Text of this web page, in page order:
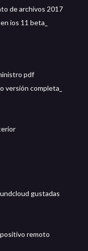
de archivos 2017
ios 11 beta_
pdf
versión completa_
gustadas
remoto